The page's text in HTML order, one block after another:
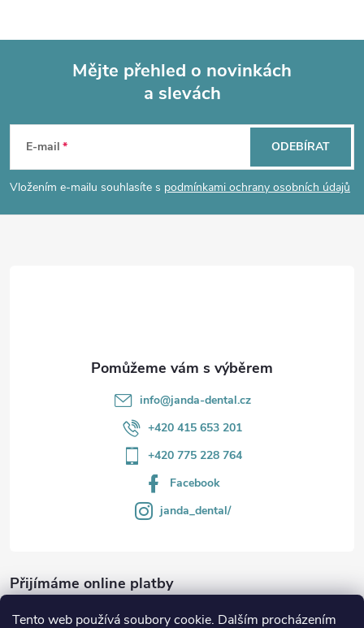
Tento web používá soubory cookie. Dalším procházením
p
a
Mějte přehled o novinkách
a slevách
E-mail
Vložením e-mailu souhlasíte s podmínkami ochrany osobních údajů
ODEBÍRAT
info@janda-dental.cz
+420 415 653 201
+420 775 228 764
Facebook
janda_dental/
Přijímáme online platby